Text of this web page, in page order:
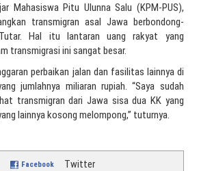
Mahasiswa Pitu Ulunna Salu (KPM-PUS),
transmigran asal Jawa berbondong-
Hal itu lantaran uang rakyat yang
transmigrasi ini sangat besar.
perbaikan jalan dan fasilitas lainnya di
jumlahnya miliaran rupiah. “Saya sudah
transmigran dari Jawa sisa dua KK yang
lainnya kosong melompong,” tuturnya.
Facebook Twitter